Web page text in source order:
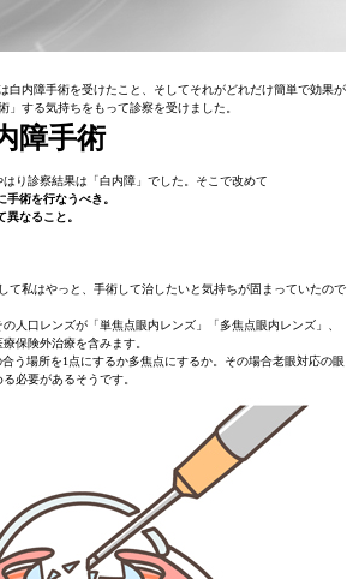
白内障手術を受けたこと、そしてそれがどれだけ簡単で効果が
する気持ちをもって診察を受けました。
障手術
り診察結果は「白内障」でした。そこで改めて
術を行なうべき。
なること。
私はやっと、手術して治したいと気持ちが固まっていたので
人口レンズが「単焦点眼内レンズ」「多焦点眼内レンズ」、
保険外治療を含みます。
う場所を1点にするか多焦点にするか。その場合老眼対応の眼
必要があるそうです。